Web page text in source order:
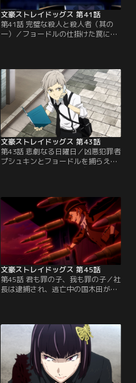
文豪ストレイドッグス 第41話
第41話 完璧な殺人と殺人者（其の
一）／フョードルの仕掛けた罠によ
とを誓う。そして、プシュキンから
得た証言と写真を手がかりに、証拠
隠滅の専門家である「隠滅屋」があ
らわれるという展望台へ向かうのだ
った。
文豪ストレイドッグス 第43話
第43話 悲劇なる日曜日／凶悪犯罪者
プシュキンとフョードルを捕らえた
そこへ、政府より緊急要請が入る。
同一犯による4件の連続殺害事件--。
「天人五衰」という猟奇的な殺害方
法に見出されたある共通点から、起
こるであろうあと1件を未然に阻止
すべく…。
文豪ストレイドッグス 第45話
第45話 君も罪の子、我も罪の子／社
長は逮捕され、逃亡中の国木田が自
ドルの描くシナリオならば、敦と鏡
花のたった2人で立ち向かえるわけ
もない--。絶望の中、それでも敦は
顔を上げた。探偵社の無実を証明す
る鍵は、この顛末を警告していた虫
太郎だ。